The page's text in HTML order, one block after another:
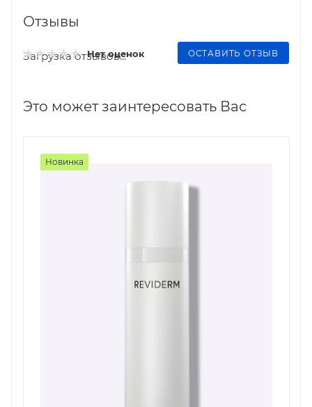
Отзывы
Нет оценок ОСТАВИТЬ ОТЗЫВ
Загрузка отзывов...
Это может заинтересовать Вас
Новинка